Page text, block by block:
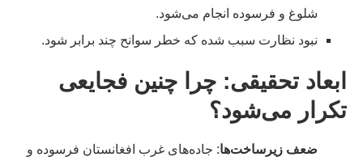
شلوغ و فرسوده انجام می‌شود.
نبود نظارت سبب شده که خطر سوانح چند برابر شود.
ابعاد تحقیقی: چرا چنین فجایعی
تکرار می‌شود؟
ضعف زیرساخت‌ها: جاده‌های غرب افغانستان فرسوده و